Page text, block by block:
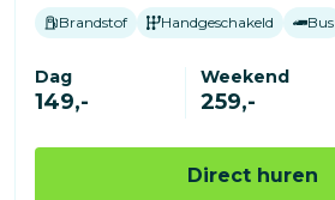
Brandstof Handgeschakeld Bus
Dag
149,-
Weekend
259,-
Direct huren